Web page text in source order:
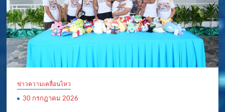
ข่าวความเคลื่อนไหว
30 กรกฎาคม 2026